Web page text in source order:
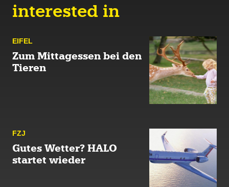
interested in
EIFEL
Zum Mittagessen bei den
Tieren
FZJ
Gutes Wetter? HALO
startet wieder